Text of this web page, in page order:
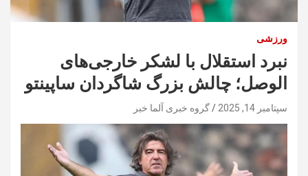
ورزشی
نبرد استقلال با لشکر خارجی‌های
الوصل؛ چالش بزرگ شاگردان ساپینتو
سپتامبر 14, 2025 گروه خبری آلما خبر